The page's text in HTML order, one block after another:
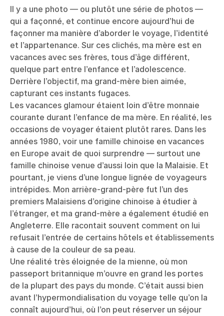
Il y a une photo — ou plutôt une série de photos —
qui a façonné, et continue encore aujourd’hui de
façonner ma manière d’aborder le voyage, l’identité
et l’appartenance. Sur ces clichés, ma mère est en
vacances avec ses frères, tous d’âge différent,
quelque part entre l’enfance et l’adolescence.
Derrière l’objectif, ma grand-mère bien aimée,
capturant ces instants fugaces.
Les vacances glamour étaient loin d’être monnaie
courante durant l’enfance de ma mère. En réalité, les
occasions de voyager étaient plutôt rares. Dans les
années 1980, voir une famille chinoise en vacances
en Europe avait de quoi surprendre — surtout une
famille chinoise venue d’aussi loin que la Malaisie. Et
pourtant, je viens d’une longue lignée de voyageurs
intrépides. Mon arrière-grand-père fut l’un des
premiers Malaisiens d’origine chinoise à étudier à
l’étranger, et ma grand-mère a également étudié en
Angleterre. Elle racontait souvent comment on lui
refusait l’entrée de certains hôtels et établissements
à cause de la couleur de sa peau.
Une réalité très éloignée de la mienne, où mon
passeport britannique m’ouvre en grand les portes
de la plupart des pays du monde. C’était aussi bien
avant l’hypermondialisation du voyage telle qu’on la
connaît aujourd’hui, où l’on peut réserver un séjour